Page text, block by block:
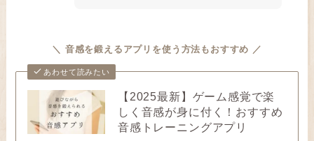
＼ 音感を鍛えるアプリを使う方法もおすすめ ／
あわせて読みたい
【2025最新】ゲーム感覚で楽
しく音感が身に付く！おすすめ
音感トレーニングアプリ